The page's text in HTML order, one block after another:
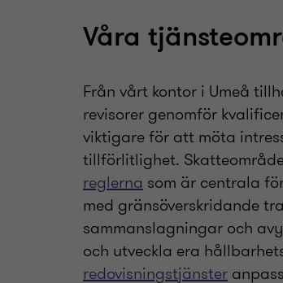
Våra
Från vårt kontor i Umeå
revisorer genomför
viktigare för att möta
tillförlitlighet.
reglerna som är centrala
med gränsöverskridande
sammanslagningar och
och utveckla era
redovisningstjänster